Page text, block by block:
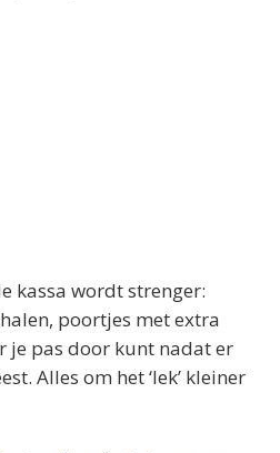
kassa wordt strenger:
poortjes met extra
je pas door kunt nadat er
Alles om het ‘lek’ kleiner